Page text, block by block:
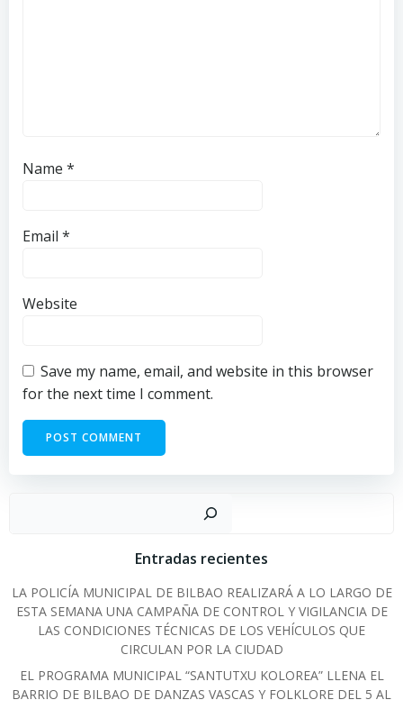
Name *
Email *
Website
Save my name, email, and website in this browser
for the next time I comment.
Entradas recientes
LA POLICÍA MUNICIPAL DE BILBAO REALIZARÁ A LO LARGO DE
ESTA SEMANA UNA CAMPAÑA DE CONTROL Y VIGILANCIA DE
LAS CONDICIONES TÉCNICAS DE LOS VEHÍCULOS QUE
CIRCULAN POR LA CIUDAD
EL PROGRAMA MUNICIPAL “SANTUTXU KOLOREA” LLENA EL
BARRIO DE BILBAO DE DANZAS VASCAS Y FOLKLORE DEL 5 AL